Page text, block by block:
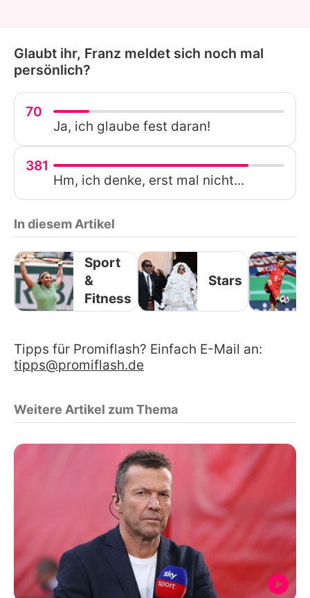
Glaubt ihr, Franz meldet sich noch mal
persönlich?
70
Ja, ich glaube fest daran!
381
Hm, ich denke, erst mal nicht...
In diesem Artikel
Sport
&
Fitness
Stars
Tipps für Promiflash? Einfach E-Mail an:
tipps@promiflash.de
Weitere Artikel zum Thema